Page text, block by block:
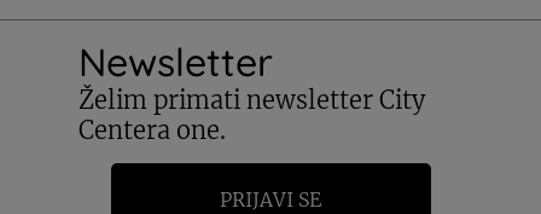
Newsletter
Želim primati newsletter City
Centera one.
PRIJAVI SE